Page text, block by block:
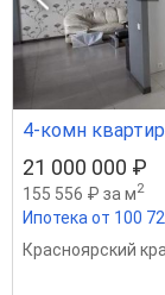
4-комн
21 000 000 ₽
155 556 ₽ за м2
Ипотека от 100
Красноярский